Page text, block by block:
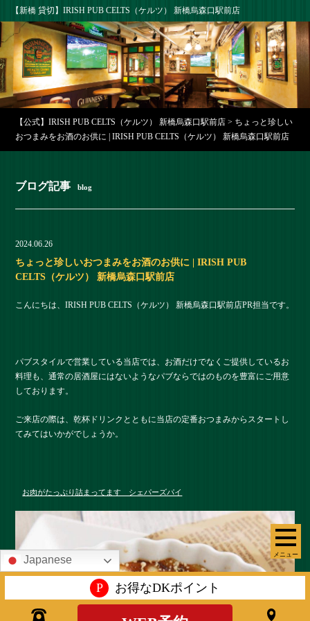
【新橋 貸切】IRISH PUB CELTS（ケルツ） 新橋烏森口駅前店
メニュー
【公式】IRISH PUB CELTS（ケルツ） 新橋烏森口駅前店 > ちょっと珍しい
おつまみをお酒のお供に | IRISH PUB CELTS（ケルツ） 新橋烏森口駅前店
ブログ記事 blog
2024.06.26
ちょっと珍しいおつまみをお酒のお供に | IRISH PUB
CELTS（ケルツ） 新橋烏森口駅前店
こんにちは、IRISH PUB CELTS（ケルツ） 新橋烏森口駅前店PR担当です。
パブスタイルで営業している当店では、お酒だけでなくご提供しているお
料理も、通常の居酒屋にはないようなパブならではのものを豊富にご用意
しております。
ご来店の際は、乾杯ドリンクとともに当店の定番おつまみからスタートし
てみてはいかがでしょうか。
お肉がたっぷり詰まってます シェパーズパイ
Japanese
P お得なDKポイント